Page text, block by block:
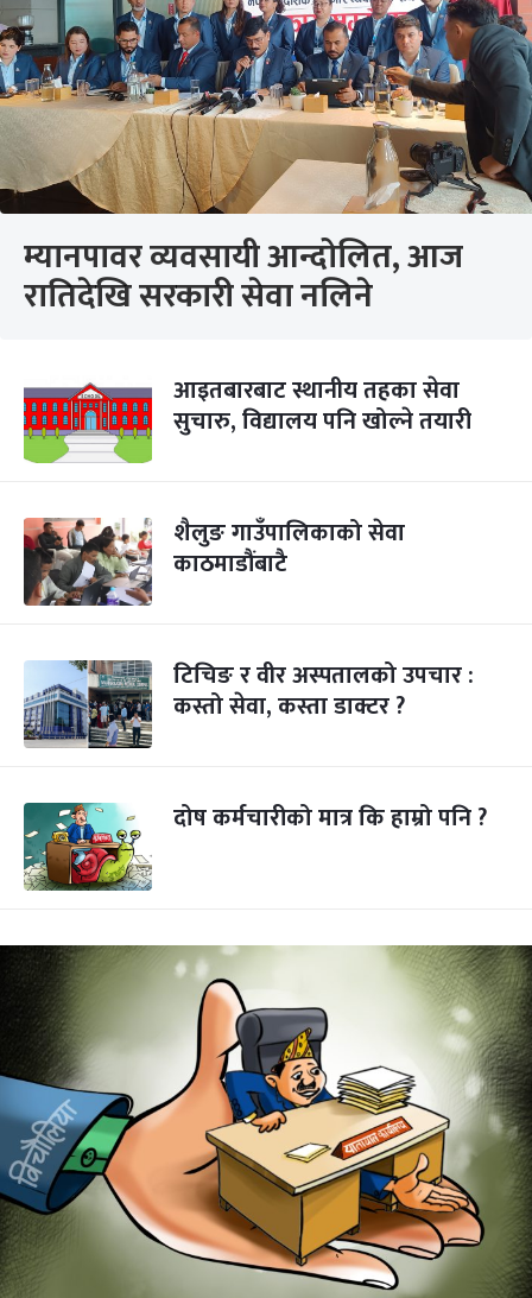
म्यानपावर व्यवसायी आन्दोलित, आज
रातिदेखि सरकारी सेवा नलिने
आइतबारबाट स्थानीय तहका सेवा
सुचारु, विद्यालय पनि खोल्ने तयारी
शैलुङ गाउँपालिकाको सेवा
काठमाडौंबाटै
टिचिङ र वीर अस्पतालको उपचार :
कस्तो सेवा, कस्ता डाक्टर ?
दोष कर्मचारीको मात्र कि हाम्रो पनि ?